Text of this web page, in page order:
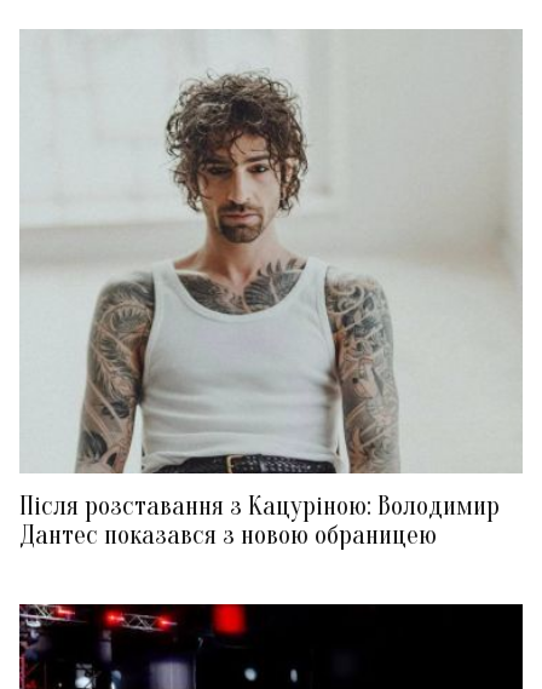
Після розставання з Кацуріною: Володимир
Дантес показався з новою обраницею